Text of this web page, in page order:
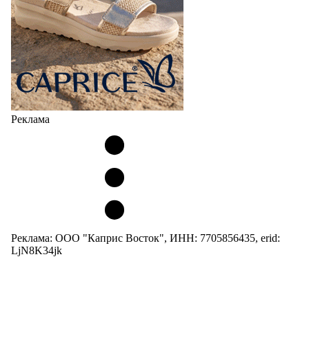
Реклама
Реклама: ООО "Каприс Восток", ИНН: 7705856435, erid:
LjN8K34jk